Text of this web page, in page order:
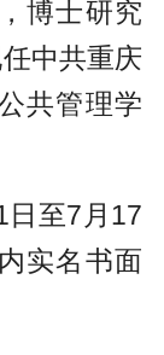
博士研究
中共重庆
共管理学
日至7月17
实名书面